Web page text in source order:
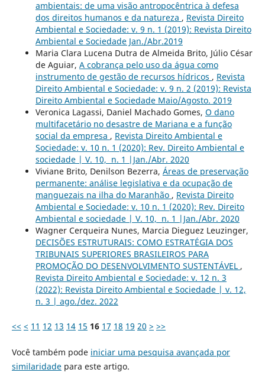
ambientais: de uma visão antropocêntrica à defesa
dos direitos humanos e da natureza , Revista Direito
Ambiental e Sociedade: v. 9 n. 1 (2019): Revista Direito
Ambiental e Sociedade Jan./Abr.2019
Maria Clara Lucena Dutra de Almeida Brito, Júlio César
de Aguiar, A cobrança pelo uso da água como
instrumento de gestão de recursos hídricos , Revista
Direito Ambiental e Sociedade: v. 9 n. 2 (2019): Revista
Direito Ambiental e Sociedade Maio/Agosto. 2019
Veronica Lagassi, Daniel Machado Gomes, O dano
multifacetário no desastre de Mariana e a função
social da empresa , Revista Direito Ambiental e
Sociedade: v. 10 n. 1 (2020): Rev. Direito Ambiental e
sociedade | V. 10, n. 1 |Jan./Abr. 2020
Viviane Brito, Denilson Bezerra, Áreas de preservação
permanente: análise legislativa e da ocupação de
manguezais na ilha do Maranhão , Revista Direito
Ambiental e Sociedade: v. 10 n. 1 (2020): Rev. Direito
Ambiental e sociedade | V. 10, n. 1 |Jan./Abr. 2020
Wagner Cerqueira Nunes, Marcia Dieguez Leuzinger,
DECISÕES ESTRUTURAIS: COMO ESTRATÉGIA DOS
TRIBUNAIS SUPERIORES BRASILEIROS PARA
PROMOÇÃO DO DESENVOLVIMENTO SUSTENTÁVEL ,
Revista Direito Ambiental e Sociedade: v. 12 n. 3
(2022): Revista Direito Ambiental e Sociedade | v. 12,
n. 3 | ago./dez. 2022
<< < 11 12 13 14 15 16 17 18 19 20 > >>
Você também pode iniciar uma pesquisa avançada por
similaridadepara este artigo.